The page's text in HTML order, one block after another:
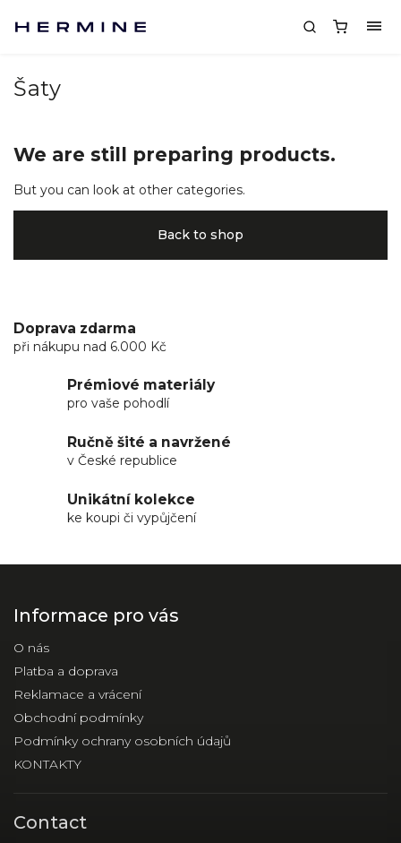
Šaty
We are still preparing products.
But you can look at other categories.
Back to shop
Doprava zdarma
při nákupu nad 6.000 Kč
Prémiové materiály
pro vaše pohodlí
Ručně šité a navržené
v České republice
Unikátní kolekce
ke koupi či vypůjčení
Informace pro vás
O nás
Platba a doprava
Reklamace a vrácení
Obchodní podmínky
Podmínky ochrany osobních údajů
KONTAKTY
Contact